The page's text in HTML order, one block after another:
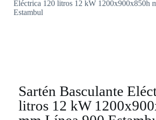
Eléctrica 120 litros 12 kW 1200x900x850h
Estambul
Sartén Basculante
litros 12 kW